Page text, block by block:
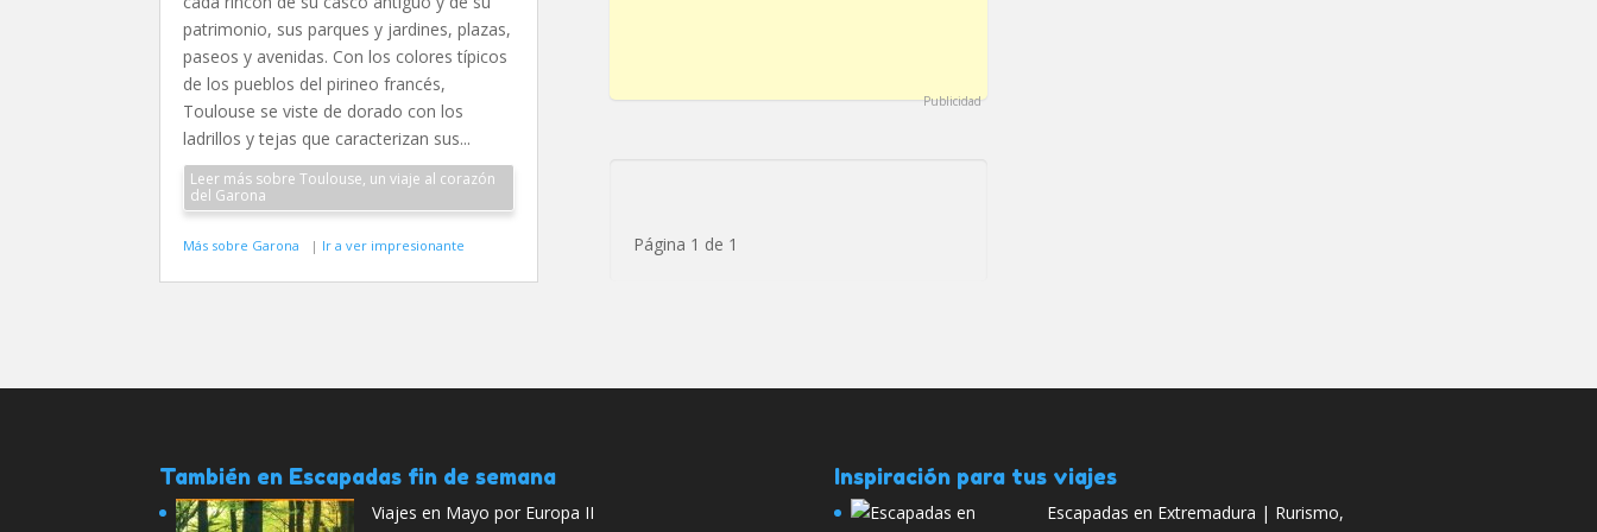
patrimonio, sus parques y jardines, plazas,
paseos y avenidas. Con los colores típicos
de los pueblos del pirineo francés,
Toulouse se viste de dorado con los
ladrillos y tejas que caracterizan sus...
Leer más sobre Toulouse, un viaje al corazón
del Garona
Más sobre Garona | Ir a ver impresionante
Publicidad
Página 1 de 1
También en Escapadas fin de semana
Viajes en Mayo por Europa II
Inspiración para tus viajes
Escapadas en Extremadura | Rurismo,